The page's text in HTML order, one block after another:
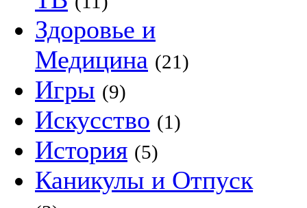
Здоровье и
Медицина (21)
Игры (9)
Искусство (1)
История (5)
Каникулы и Отпуск